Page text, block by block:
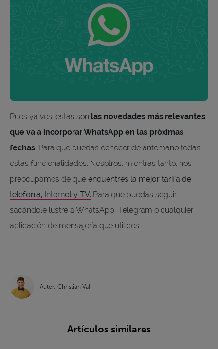
Pues ya ves, estas son las novedades más relevantes
que va a incorporar WhatsApp en las próximas
fechas . Para que puedas conocer de antemano todas
estas funcionalidades. Nosotros, mientras tanto, nos
preocupamos de que encuentres la mejor tarifa de
telefonía, Internet y TV. Para que puedas seguir
sacándole lustre a WhatsApp, Telegram o cualquier
aplicación de mensajería que utilices.
Autor: Christian Val
Artículos similares